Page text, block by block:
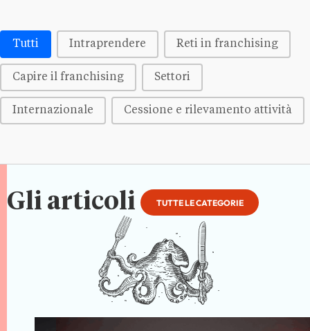
Médias | Thématiques - Buttons
Tutti Intraprendere Reti in franchising
Capire il franchising Settori
Internazionale Cessione e rilevamento attività
Gli articoli TUTTE LE CATEGORIE